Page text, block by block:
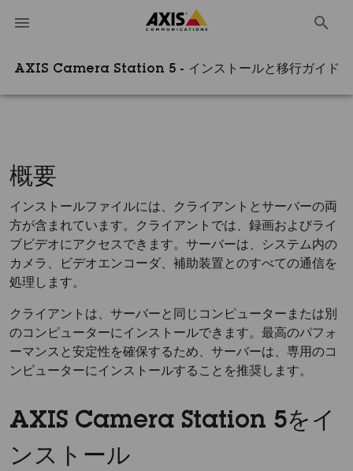
AXIS Camera Station 5 - インストールと移行ガイド
概要
インストールファイルには、クライアントとサーバーの両
方が含まれています。クライアントでは、録画およびライ
ブビデオにアクセスできます。サーバーは、システム内の
カメラ、ビデオエンコーダ、補助装置とのすべての通信を
処理します。
クライアントは、サーバーと同じコンピューターまたは別
のコンピューターにインストールできます。最高のパフォ
ーマンスと安定性を確保するため、サーバーは、専用のコ
ンピューターにインストールすることを推奨します。
AXIS Camera Station 5をイ
ンストール